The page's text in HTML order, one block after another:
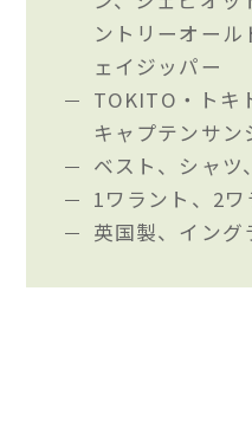
ントリーオール
ェイジッパー
TOKITO・トキ
キャプテンサン
ベスト、シャツ
1ワラント、2
英国製、イング